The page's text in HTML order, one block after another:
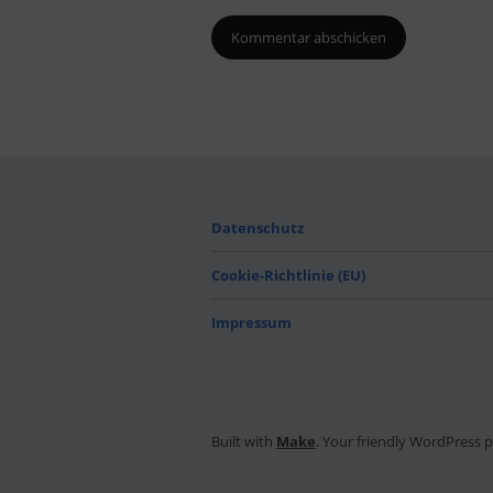
Datenschutz
Cookie-Richtlinie (EU)
Impressum
Built with Make. Your friendly WordPress